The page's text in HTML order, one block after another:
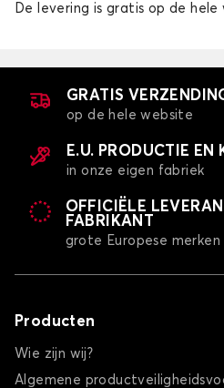
De levering is gratis op de
GRATIS
op de hele website
E.U. PRODUCTIE EN
in onze eigen fabriek
OFFICIËLE
FABRIKANT
grote Europese merken
Producten
Wie zijn wij?
Algemene